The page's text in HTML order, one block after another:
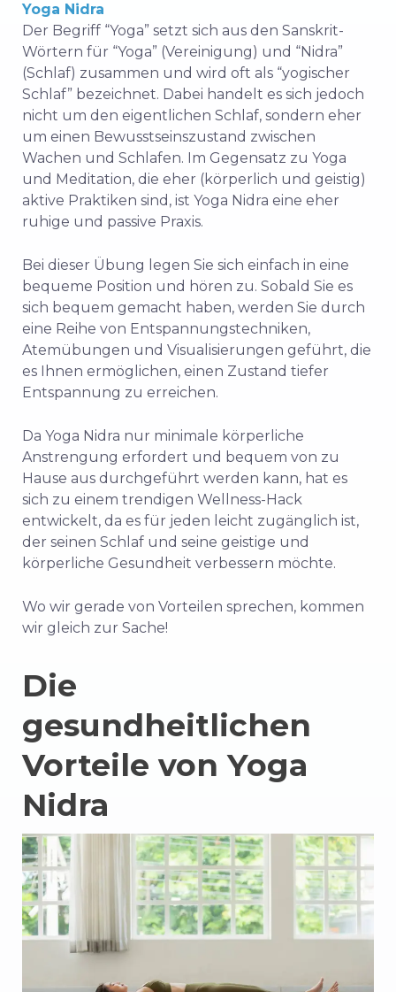
Yoga Nidra
Der Begriff “Yoga” setzt sich aus den Sanskrit-
Wörtern für “Yoga” (Vereinigung) und “Nidra”
(Schlaf) zusammen und wird oft als “yogischer
Schlaf” bezeichnet. Dabei handelt es sich jedoch
nicht um den eigentlichen Schlaf, sondern eher
um einen Bewusstseinszustand zwischen
Wachen und Schlafen. Im Gegensatz zu Yoga
und Meditation, die eher (körperlich und geistig)
aktive Praktiken sind, ist Yoga Nidra eine eher
ruhige und passive Praxis.
Bei dieser Übung legen Sie sich einfach in eine
bequeme Position und hören zu. Sobald Sie es
sich bequem gemacht haben, werden Sie durch
eine Reihe von Entspannungstechniken,
Atemübungen und Visualisierungen geführt, die
es Ihnen ermöglichen, einen Zustand tiefer
Entspannung zu erreichen.
Da Yoga Nidra nur minimale körperliche
Anstrengung erfordert und bequem von zu
Hause aus durchgeführt werden kann, hat es
sich zu einem trendigen Wellness-Hack
entwickelt, da es für jeden leicht zugänglich ist,
der seinen Schlaf und seine geistige und
körperliche Gesundheit verbessern möchte.
Wo wir gerade von Vorteilen sprechen, kommen
wir gleich zur Sache!
Die
gesundheitlichen
Vorteile von Yoga
Nidra